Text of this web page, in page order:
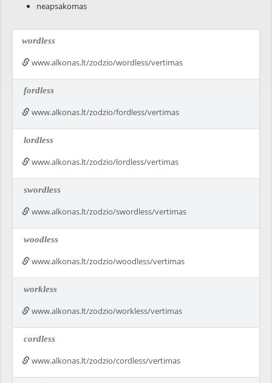
neapsakomas
wordless
www.alkonas.lt/zodzio/wordless/vertimas
fordless
www.alkonas.lt/zodzio/fordless/vertimas
lordless
www.alkonas.lt/zodzio/lordless/vertimas
swordless
www.alkonas.lt/zodzio/swordless/vertimas
woodless
www.alkonas.lt/zodzio/woodless/vertimas
workless
www.alkonas.lt/zodzio/workless/vertimas
cordless
www.alkonas.lt/zodzio/cordless/vertimas